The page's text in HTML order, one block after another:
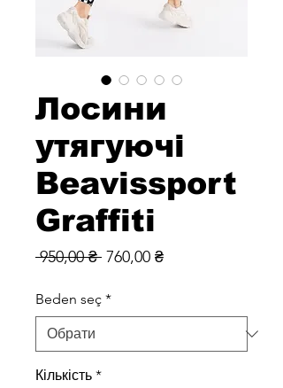
Лосини
утягуючі
Beavissport
Graffiti
950,00 ₴ Звичайна
760,00 ₴За
Beden seç *
Кількість *